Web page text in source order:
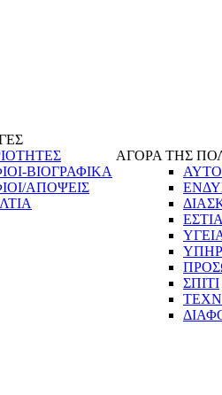
ΒΙΟΓΡΑΦΙΚΑ
ΑΠΟΨΕΙΣ
ΑΓΟΡΑ ΤΗΣ
ΣΠΙΤΙ